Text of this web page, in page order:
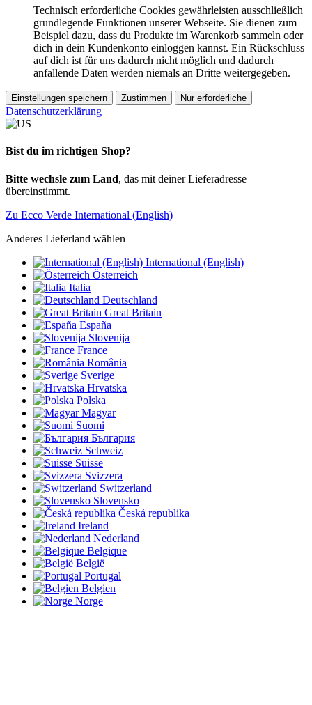
Technisch erforderliche Cookies gewährleisten ausschließlich
grundlegende Funktionen unserer Webseite. Sie dienen zum
Beispiel dazu, dass du Produkte im Warenkorb sammeln oder
dich in dein Kundenkonto einloggen kannst. Ein Rückschluss
auf dich ist für uns dadurch nicht möglich und dadurch
anfallende Daten werden niemals an Dritte weitergegeben.
Einstellungen speichern Zustimmen Nur erforderliche
Datenschutzerklärung
Bist du im richtigen Shop?
Bitte wechsle zum Land, das mit deiner Lieferadresse
übereinstimmt.
Zu Ecco Verde International (English)
Anderes Lieferland wählen
International (English)
Österreich
Italia
Deutschland
Great Britain
España
Slovenija
France
România
Sverige
Hrvatska
Polska
Magyar
Suomi
България
Schweiz
Suisse
Svizzera
Switzerland
Slovensko
Česká republika
Ireland
Nederland
Belgique
België
Portugal
Belgien
Norge